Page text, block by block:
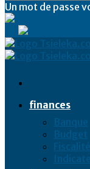
Un mot de passe
finances
Banque
Budget
Fiscalité